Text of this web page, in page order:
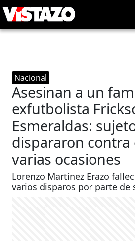
Nacional
Asesinan a un
exfutbolista
Esmeraldas:
dispararon contra
varias ocasiones
Lorenzo Martínez Erazo
varios disparos por parte de